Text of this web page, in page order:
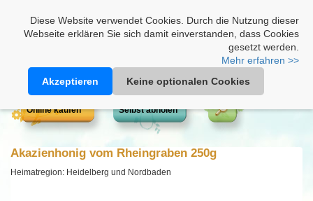
Diese Website verwendet Cookies. Durch die Nutzung dieser
Webseite erklären Sie sich damit einverstanden, dass Cookies
gesetzt werden.
Mehr erfahren >>
Akzeptieren
Keine optionalen Cookies
Online kaufen Selbst abholen
Akazienhonig vom Rheingraben 250g
Heimatregion: Heidelberg und Nordbaden